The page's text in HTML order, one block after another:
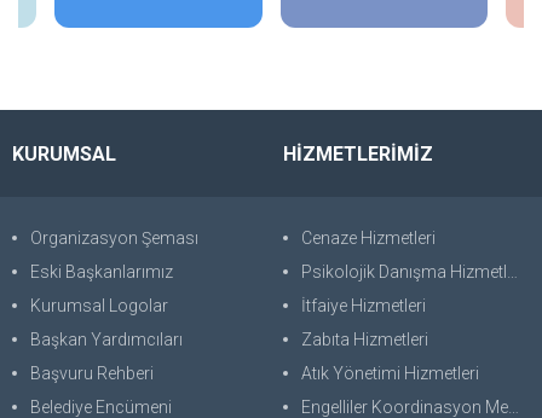
KURUMSAL
Organizasyon Şeması
Eski Başkanlarımız
Kurumsal Logolar
Başkan Yardımcıları
Başvuru Rehberi
Belediye Encümeni
HİZMETLERİMİZ
Cenaze Hizmetleri
Psikolojik Danışma Hizmetleri
İtfaiye Hizmetleri
Zabıta Hizmetleri
Atık Yönetimi Hizmetleri
Engelliler Koordinasyon Merkezi